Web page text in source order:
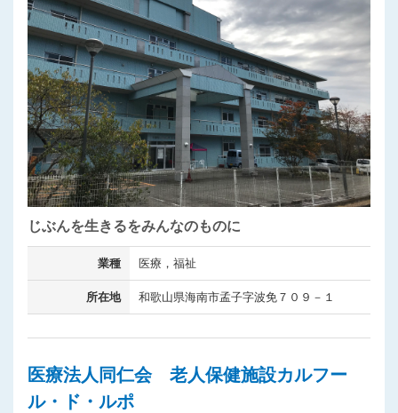
じぶんを生きるをみんなのものに
業種 医療，福祉
所在地 和歌山県海南市孟子字波免７０９－１
医療法人同仁会 老人保健施設カルフー
ル・ド・ルポ